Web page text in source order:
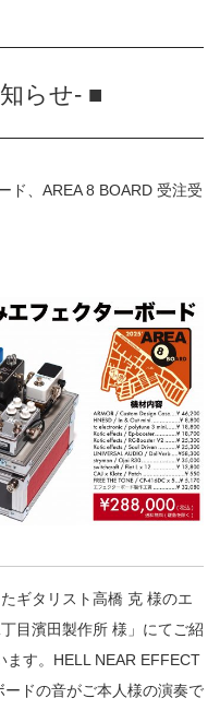
らせ- ■
ド、AREA 8 BOARD 受注受
ギタリスト高橋 克 様のエ
丁目濱田製作所 様」にてご紹
す。HELL NEAR EFFECT
ドの音がご本人様の演奏で